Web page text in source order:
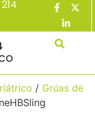
/ Grúas de